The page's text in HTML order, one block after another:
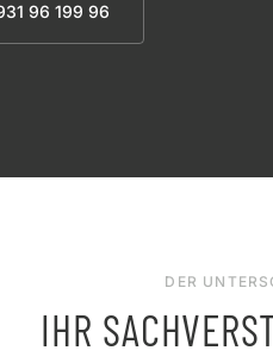
96 199 96
DER
IHR